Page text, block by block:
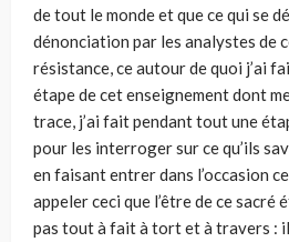
de tout le monde et que ce qui se
dénonciation par les analystes de
résistance, ce autour de quoi j’ai
étape de cet enseignement dont
trace, j’ai fait pendant tout une
pour les interroger sur ce qu’ils
en faisant entrer dans l’occasion
appeler ceci que l’être de ce
pas tout à fait à tort et à travers :